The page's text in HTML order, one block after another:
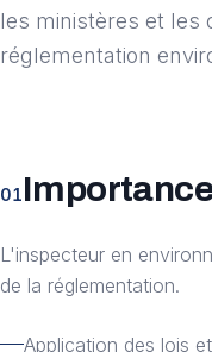
les ministères et les
réglementation
01
L'inspecteur en
de la réglementation.
Application des lois